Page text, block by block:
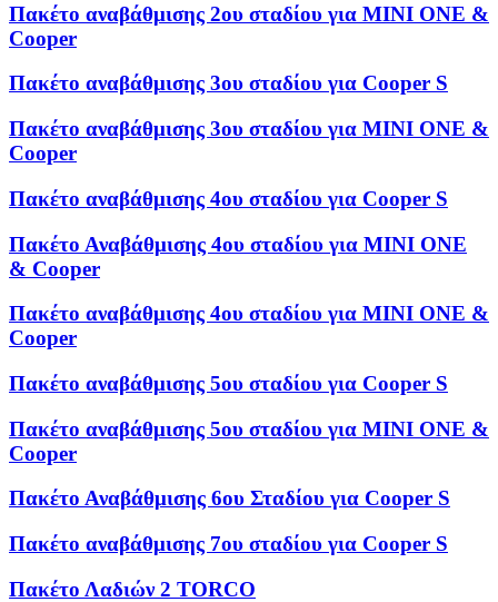
Πακέτο αναβάθμισης 2ου σταδίου για MINI ONE &
Cooper
Πακέτο αναβάθμισης 3ου σταδίου για Cooper S
Πακέτο αναβάθμισης 3ου σταδίου για MINI ONE &
Cooper
Πακέτο αναβάθμισης 4ου σταδίου για Cooper S
Πακέτο Αναβάθμισης 4ου σταδίου για MINI ONE
& Cooper
Πακέτο αναβάθμισης 4ου σταδίου για MINI ONE &
Cooper
Πακέτο αναβάθμισης 5ου σταδίου για Cooper S
Πακέτο αναβάθμισης 5ου σταδίου για MINI ONE &
Cooper
Πακέτο Αναβάθμισης 6ου Σταδίου για Cooper S
Πακέτο αναβάθμισης 7ου σταδίου για Cooper S
Πακέτο Λαδιών 2 TORCO